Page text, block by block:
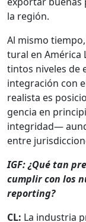
la región.
Al mis­mo
tur­al en Améri­ca
tin­tos nive­les de
inte­gración con
real­ista es
gen­cia en
inte­gri­dad—
entre
IGF: ¿Qué tan
cumplir con los
report­ing?
CL: La indus­tria